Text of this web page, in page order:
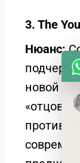
3. The
Нюанс:
новой
«отцов и